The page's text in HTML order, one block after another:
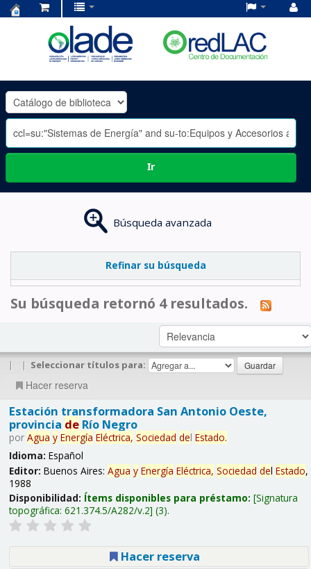
OLADE
-
Ir
Búsqueda avanzada
Refinar su búsqueda
Su búsqueda retornó 4 resultados.
| | Seleccionar títulos para:
Hacer reserva
Estación transformadora San Antonio Oeste,
provincia deRío Negro
por Agua y Energía Eléctrica, Sociedad del Estado.
Idioma: Español
Editor: Buenos Aires: Agua y Energía Eléctrica, Sociedad del Estado,
1988
Disponibilidad: Ítems disponibles para préstamo: Signatura
topográfica: 621.374.5/A282/v.2 (3).
Hacer reserva